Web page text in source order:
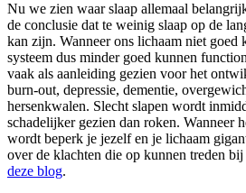
Nu we zien waar slaap allemaal
de conclusie dat te weinig slaap op de
kan zijn. Wanneer ons lichaam niet goed
systeem dus minder goed kunnen
vaak als aanleiding gezien voor het
burn-out, depressie, dementie,
hersenkwalen. Slecht slapen wordt
schadelijker gezien dan roken. Wanneer
wordt beperk je jezelf en je lichaam
over de klachten die op kunnen treden bij
deze blog.